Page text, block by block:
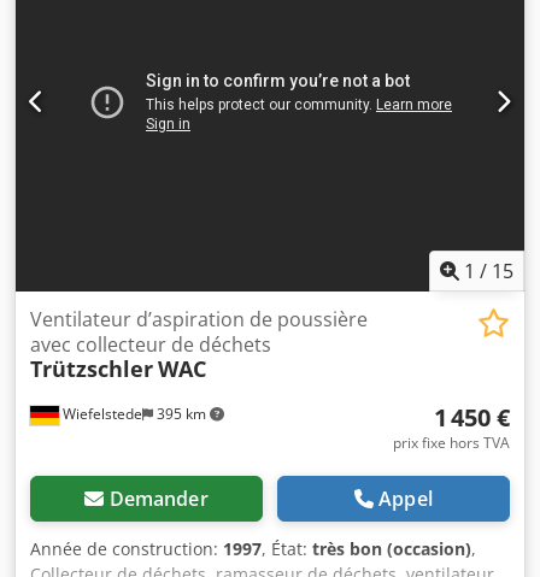
1 / 15
Wiefelstede 395 km
Ventilateur d’aspiration de poussière
avec collecteur de déchets
TrützschlerWAC
1 450 €
prix fixe hors TVA
Demander Appel
Année de construction: 1997, État: très bon (occasion),